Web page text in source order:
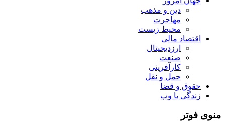
دین و مذهب
مهاجرت
محیط زیست
اقتصاد مالی
ارزدیجیتال
صنعت
کارآفرینی
حمل و نقل
حقوق و قضا
زندگی با وب
منوی فوتر